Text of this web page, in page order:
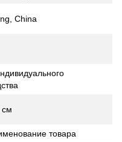
China
см
товара